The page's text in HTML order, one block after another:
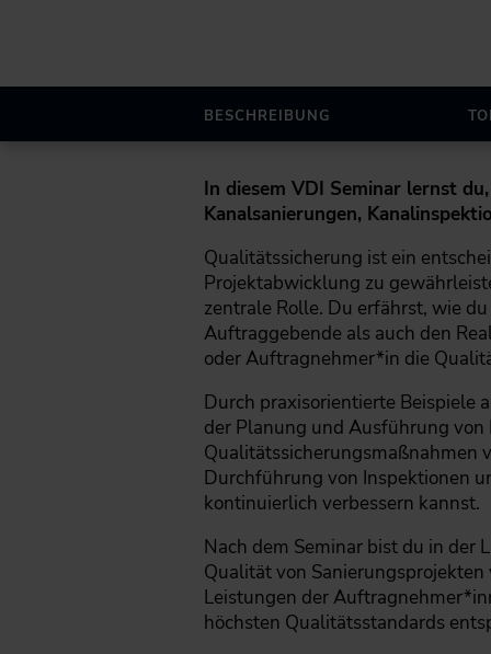
BESCHREIBUNG
In diesem VDI Seminar lernst
Kanalsanierungen,
Qualitätssicherung ist ein
Projektabwicklung zu
zentrale Rolle. Du erfährst, wie
Auftraggebende als auch den
oder Auftragnehmer*in die
Durch praxisorientierte Beispiele
der Planung und Ausführung
Qualitätssicherungsmaßnahmen
Durchführung von Inspektionen
kontinuierlich verbessern kannst.
Nach dem Seminar bist du in der
Qualität von
Leistungen der
höchsten Qualitätsstandards